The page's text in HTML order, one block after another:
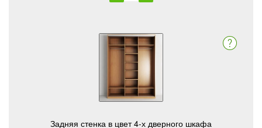
Задняя стенка в цвет 4-х дверного шкафа